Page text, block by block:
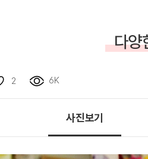
다양
2 6K
사진보기